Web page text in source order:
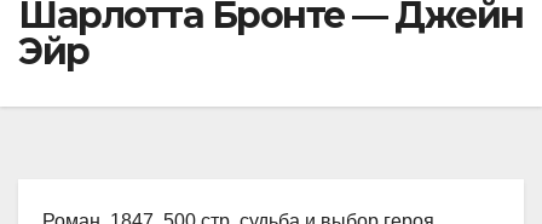
Шарлотта Бронте — Джейн
Эйр